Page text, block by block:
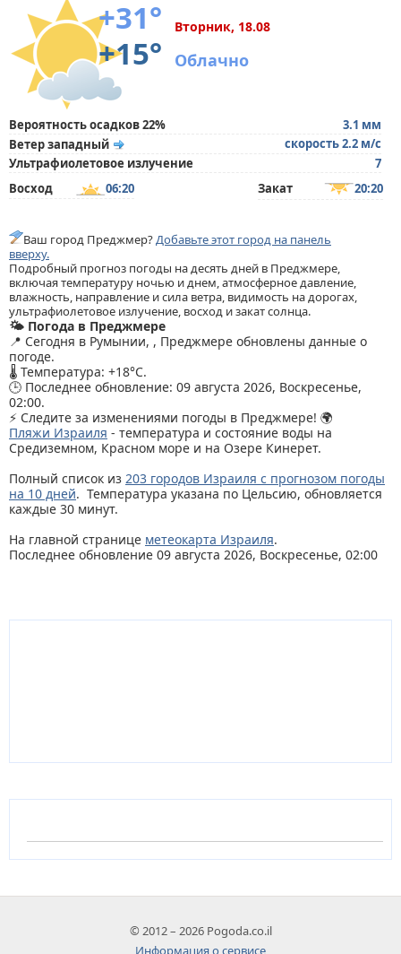
+31°
+15°
Вторник, 18.08
Облачно
Вероятность осадков 22%
3.1 мм
Ветер западный
скорость 2.2 м/с
Ультрафиолетовое излучение
7
Восход
06:20 Закат 20:20
Ваш город Преджмер?Добавьте этот город на панель
вверху.
Подробный прогноз погоды на десять дней в Преджмере,
включая температуру ночью и днем, атмосферное давление,
влажность, направление и сила ветра, видимость на дорогах,
ультрафиолетовое излучение, восход и закат солнца.
🌤️ Погода в Преджмере
📍 Сегодня в Румынии, , Преджмере обновлены данные о
погоде.
🌡️ Температура: +18°C.
🕒 Последнее обновление: 09 августа 2026, Воскресенье,
02:00.
⚡ Следите за изменениями погоды в Преджмере! 🌍
Пляжи Израиля - температура и состояние воды на
Средиземном, Красном море и на Озере Кинерет.
Полный список из 203 городов Израиля с прогнозом погоды
на 10 дней. Температура указана по Цельсию, обновляется
каждые 30 минут.
На главной странице метеокарта Израиля.
Последнее обновление 09 августа 2026, Воскресенье, 02:00
© 2012 – 2026 Pogoda.co.il
Информация о сервисе